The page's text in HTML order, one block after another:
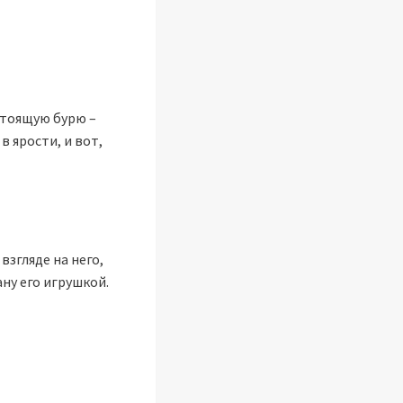
бурю –
ярости, и вот,
на него,
его игрушкой.